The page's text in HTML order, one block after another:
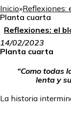
Inicio»Reflexiones:
Planta cuarta
Reflexiones: el
14/02/2023
Planta cuarta
“Como todas
lenta y
La historia